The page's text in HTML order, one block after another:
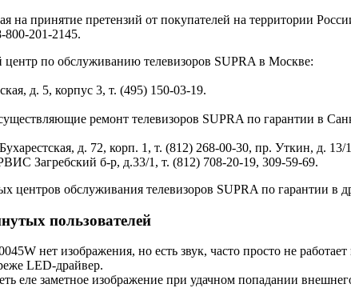
на принятие претензий от покупателей на территории
800-201-2145.
по обслуживанию телевизоров SUPRA в Москве:
д. 5, корпус 3, т. (495) 150-03-19.
ремонт телевизоров SUPRA по гарантии в
д. 72, корп. 1, т. (812) 268-00-30, пр. Уткин, д. 13/
Загребский б-р, д.33/1, т. (812) 708-20-19, 309-59-69.
центров обслуживания телевизоров SUPRA по гарантии в
пользователей
нет изображения, но есть звук, часто просто не работает
LED-драйвер.
еле заметное изображение при удачном попадании